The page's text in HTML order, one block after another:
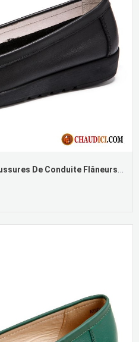
Mocassin Femme Blanc Chaussures De Conduite Flâneurs Confortable Cuir Véritable Plates